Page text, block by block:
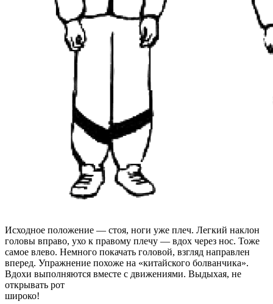
Исходное положение — стоя, ноги уже плеч. Легкий наклон
головы вправо, ухо к правому плечу — вдох через нос. Тоже
самое влево. Немного покачать головой, взгляд направлен
вперед. Упражнение похоже на «китайского болванчика».
Вдохи выполняются вместе с движениями. Выдыхая, не
открывать рот
широко!